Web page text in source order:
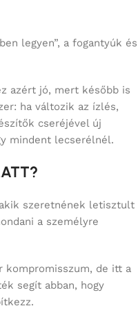
legyen”, a fogantyúk és
azért jó, mert később is
ha változik az ízlés,
cseréjével új
mindent lecserélnél.
akik szeretnének letisztult
a személyre
kompromisszum, de itt a
segít abban, hogy